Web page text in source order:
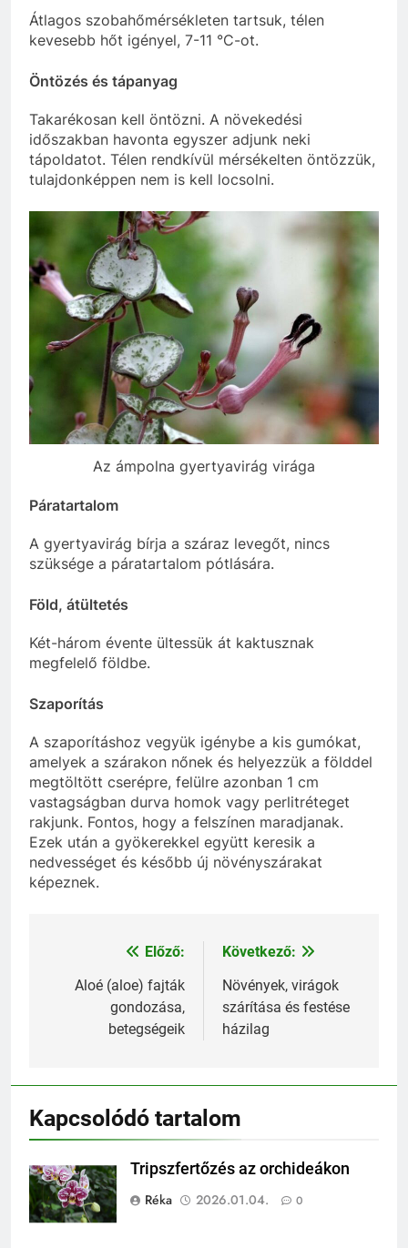
Átlagos szobahőmérsékleten tartsuk, télen
kevesebb hőt igényel, 7-11 °C-ot.
Öntözés és tápanyag
Takarékosan kell öntözni. A növekedési
időszakban havonta egyszer adjunk neki
tápoldatot. Télen rendkívül mérsékelten öntözzük,
tulajdonképpen nem is kell locsolni.
Az ámpolna gyertyavirág virága
Páratartalom
A gyertyavirág bírja a száraz levegőt, nincs
szüksége a páratartalom pótlására.
Föld, átültetés
Két-három évente ültessük át kaktusznak
megfelelő földbe.
Szaporítás
A szaporításhoz vegyük igénybe a kis gumókat,
amelyek a szárakon nőnek és helyezzük a földdel
megtöltött cserépre, felülre azonban 1 cm
vastagságban durva homok vagy perlitréteget
rakjunk. Fontos, hogy a felszínen maradjanak.
Ezek után a gyökerekkel együtt keresik a
nedvességet és később új növényszárakat
képeznek.
Bejegyzés
navigáció
Előző:
Aloé (aloe) fajták
gondozása,
betegségeik
Következő:
Növények, virágok
szárítása és festése
házilag
Kapcsolódó tartalom
Tripszfertőzés az orchideákon
Réka
2026.01.04. 0